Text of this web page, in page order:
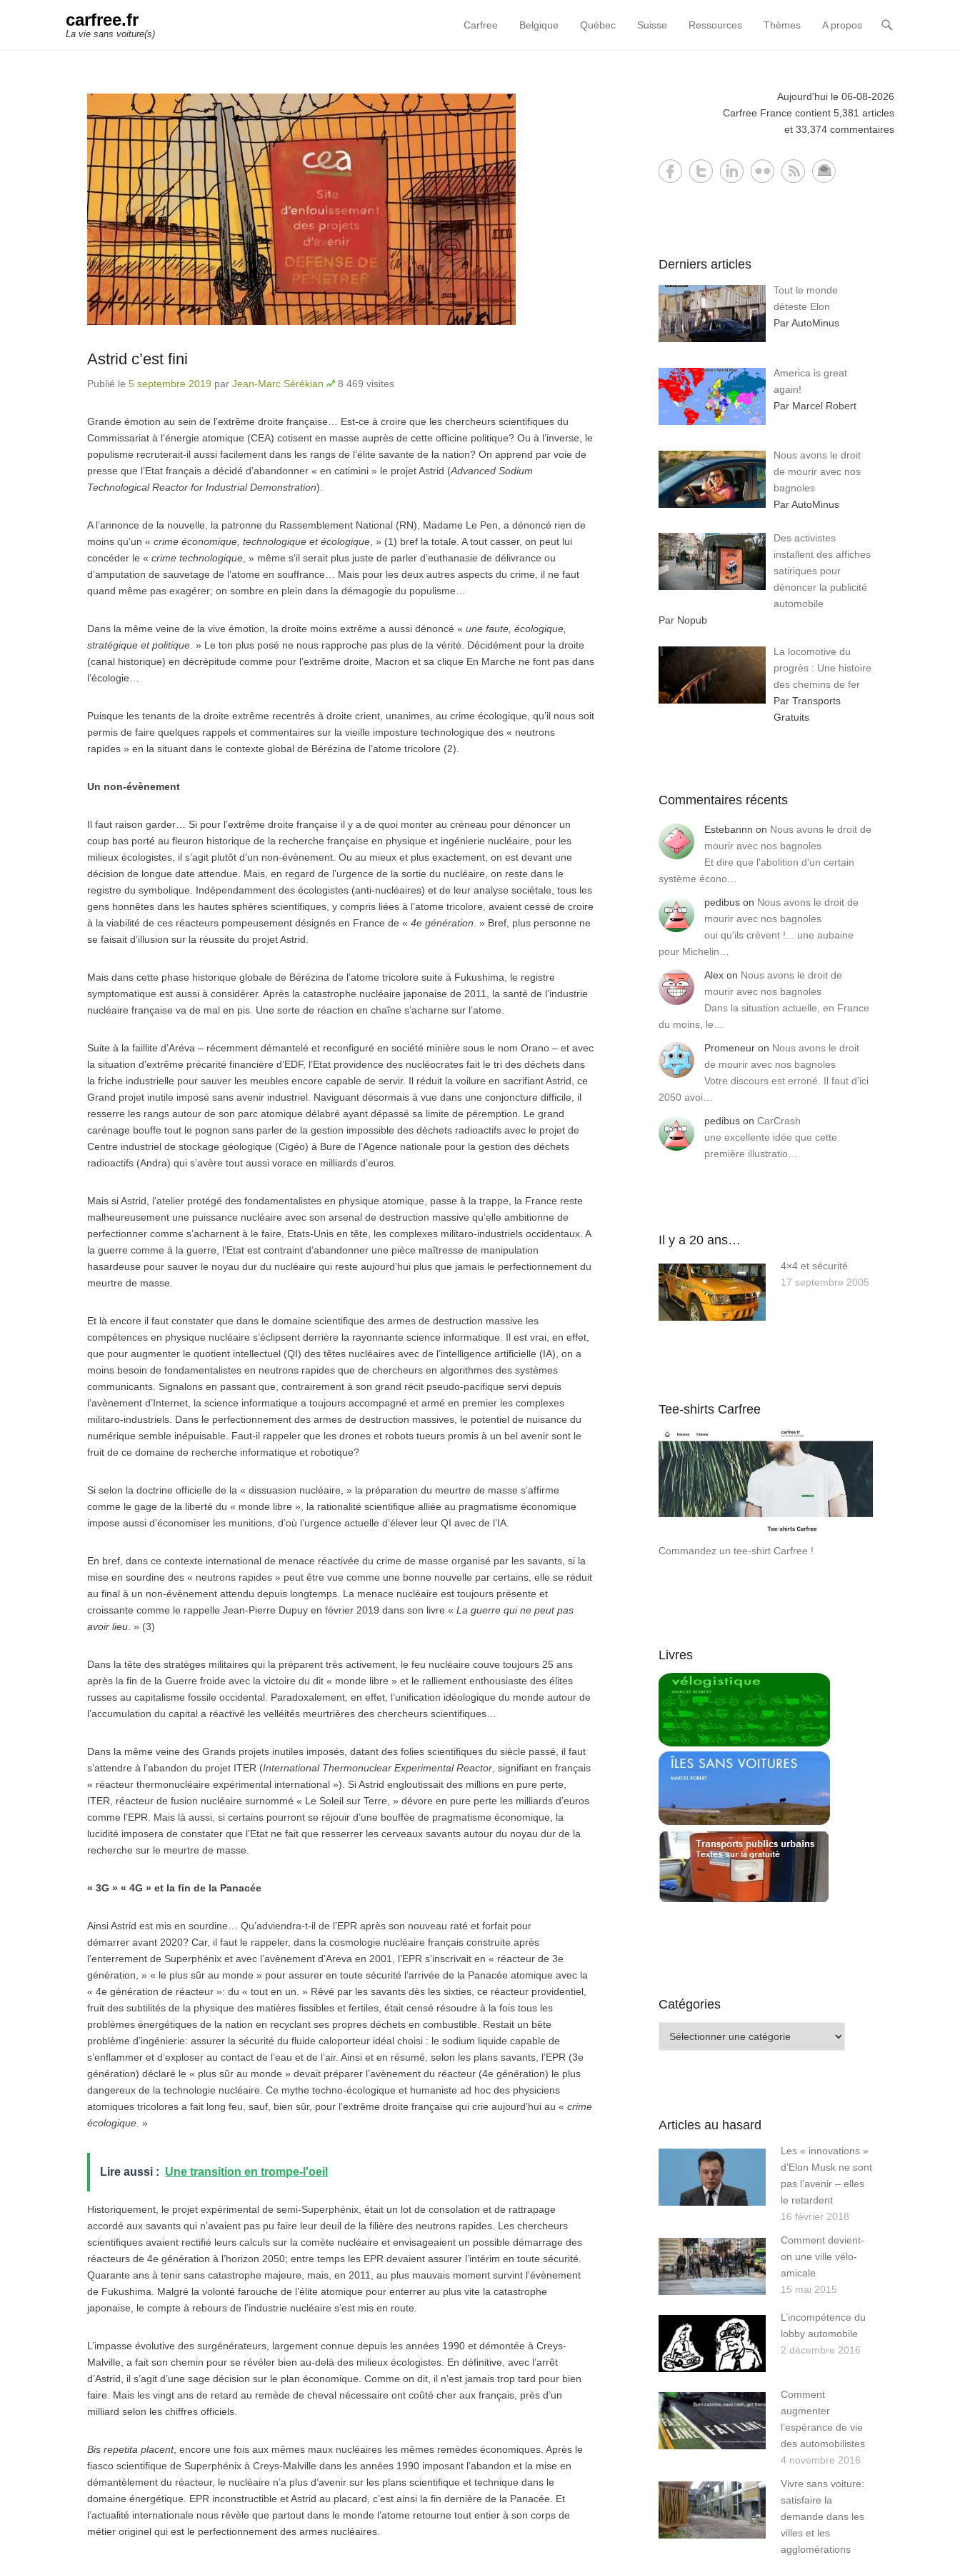
carfree.fr
La vie sans voiture(s)
Primary Menu
Skip to content
Carfree Belgique Québec Suisse Ressources Thèmes A propos
Astrid c’est fini
Publié le 5 septembre 2019 par Jean-Marc Sérékian 8 469 visites
Grande émotion au sein de l’extrême droite française… Est-ce à croire que les chercheurs scientifiques du
Commissariat à l’énergie atomique (CEA) cotisent en masse auprès de cette officine politique? Ou à l’inverse, le
populisme recruterait-il aussi facilement dans les rangs de l’élite savante de la nation? On apprend par voie de
presse que l’Etat français a décidé d’abandonner « en catimini » le projet Astrid (Advanced Sodium
Technological Reactor for Industrial Demonstration).
A l’annonce de la nouvelle, la patronne du Rassemblement National (RN), Madame Le Pen, a dénoncé rien de
moins qu’un « crime économique, technologique et écologique , » (1) bref la totale. A tout casser, on peut lui
concéder le « crime technologique , » même s’il serait plus juste de parler d’euthanasie de délivrance ou
d’amputation de sauvetage de l’atome en souffrance… Mais pour les deux autres aspects du crime, il ne faut
quand même pas exagérer; on sombre en plein dans la démagogie du populisme…
Dans la même veine de la vive émotion, la droite moins extrême a aussi dénoncé « une faute, écologique,
stratégique et politique . » Le ton plus posé ne nous rapproche pas plus de la vérité. Décidément pour la droite
(canal historique) en décrépitude comme pour l’extrême droite, Macron et sa clique En Marche ne font pas dans
l’écologie…
Puisque les tenants de la droite extrême recentrés à droite crient, unanimes, au crime écologique, qu’il nous soit
permis de faire quelques rappels et commentaires sur la vieille imposture technologique des « neutrons
rapides » en la situant dans le contexte global de Bérézina de l’atome tricolore (2).
Un non-évènement
Il faut raison garder… Si pour l’extrême droite française il y a de quoi monter au créneau pour dénoncer un
coup bas porté au fleuron historique de la recherche française en physique et ingénierie nucléaire, pour les
milieux écologistes, il s’agit plutôt d’un non-évènement. Ou au mieux et plus exactement, on est devant une
décision de longue date attendue. Mais, en regard de l’urgence de la sortie du nucléaire, on reste dans le
registre du symbolique. Indépendamment des écologistes (anti-nucléaires) et de leur analyse sociétale, tous les
gens honnêtes dans les hautes sphères scientifiques, y compris liées à l’atome tricolore, avaient cessé de croire
à la viabilité de ces réacteurs pompeusement désignés en France de « 4e génération . » Bref, plus personne ne
se faisait d’illusion sur la réussite du projet Astrid.
Mais dans cette phase historique globale de Bérézina de l’atome tricolore suite à Fukushima, le registre
symptomatique est aussi à considérer. Après la catastrophe nucléaire japonaise de 2011, la santé de l’industrie
nucléaire française va de mal en pis. Une sorte de réaction en chaîne s’acharne sur l’atome.
Suite à la faillite d’Aréva – récemment démantelé et reconfiguré en société minière sous le nom Orano – et avec
la situation d’extrême précarité financière d’EDF, l’Etat providence des nucléocrates fait le tri des déchets dans
la friche industrielle pour sauver les meubles encore capable de servir. Il réduit la voilure en sacrifiant Astrid, ce
Grand projet inutile imposé sans avenir industriel. Naviguant désormais à vue dans une conjoncture difficile, il
resserre les rangs autour de son parc atomique délabré ayant dépassé sa limite de péremption. Le grand
carénage bouffe tout le pognon sans parler de la gestion impossible des déchets radioactifs avec le projet de
Centre industriel de stockage géologique (Cigéo) à Bure de l’Agence nationale pour la gestion des déchets
radioactifs (Andra) qui s’avère tout aussi vorace en milliards d’euros.
Mais si Astrid, l’atelier protégé des fondamentalistes en physique atomique, passe à la trappe, la France reste
malheureusement une puissance nucléaire avec son arsenal de destruction massive qu’elle ambitionne de
perfectionner comme s’acharnent à le faire, Etats-Unis en tête, les complexes militaro-industriels occidentaux. A
la guerre comme à la guerre, l’Etat est contraint d’abandonner une pièce maîtresse de manipulation
hasardeuse pour sauver le noyau dur du nucléaire qui reste aujourd’hui plus que jamais le perfectionnement du
meurtre de masse.
Et là encore il faut constater que dans le domaine scientifique des armes de destruction massive les
compétences en physique nucléaire s’éclipsent derrière la rayonnante science informatique. Il est vrai, en effet,
que pour augmenter le quotient intellectuel (QI) des têtes nucléaires avec de l’intelligence artificielle (IA), on a
moins besoin de fondamentalistes en neutrons rapides que de chercheurs en algorithmes des systèmes
communicants. Signalons en passant que, contrairement à son grand récit pseudo-pacifique servi depuis
l’avènement d’Internet, la science informatique a toujours accompagné et armé en premier les complexes
militaro-industriels. Dans le perfectionnement des armes de destruction massives, le potentiel de nuisance du
numérique semble inépuisable. Faut-il rappeler que les drones et robots tueurs promis à un bel avenir sont le
fruit de ce domaine de recherche informatique et robotique?
Si selon la doctrine officielle de la « dissuasion nucléaire, » la préparation du meurtre de masse s’affirme
comme le gage de la liberté du « monde libre », la rationalité scientifique alliée au pragmatisme économique
impose aussi d’économiser les munitions, d’où l’urgence actuelle d’élever leur QI avec de l’IA.
En bref, dans ce contexte international de menace réactivée du crime de masse organisé par les savants, si la
mise en sourdine des « neutrons rapides » peut être vue comme une bonne nouvelle par certains, elle se réduit
au final à un non-évènement attendu depuis longtemps. La menace nucléaire est toujours présente et
croissante comme le rappelle Jean-Pierre Dupuy en février 2019 dans son livre « La guerre qui ne peut pas
avoir lieu . » (3)
Dans la tête des stratèges militaires qui la préparent très activement, le feu nucléaire couve toujours 25 ans
après la fin de la Guerre froide avec la victoire du dit « monde libre » et le ralliement enthousiaste des élites
russes au capitalisme fossile occidental. Paradoxalement, en effet, l’unification idéologique du monde autour de
l’accumulation du capital a réactivé les velléités meurtrières des chercheurs scientifiques…
Dans la même veine des Grands projets inutiles imposés, datant des folies scientifiques du siècle passé, il faut
s’attendre à l’abandon du projet ITER (International Thermonuclear Experimental Reactor , signifiant en français
« réacteur thermonucléaire expérimental international »). Si Astrid engloutissait des millions en pure perte,
ITER, réacteur de fusion nucléaire surnommé « Le Soleil sur Terre, » dévore en pure perte les milliards d’euros
comme l’EPR. Mais là aussi, si certains pourront se réjouir d’une bouffée de pragmatisme économique, la
lucidité imposera de constater que l’Etat ne fait que resserrer les cerveaux savants autour du noyau dur de la
recherche sur le meurtre de masse.
« 3G » « 4G » et la fin de la Panacée
Ainsi Astrid est mis en sourdine… Qu’adviendra-t-il de l’EPR après son nouveau raté et forfait pour
démarrer avant 2020? Car, il faut le rappeler, dans la cosmologie nucléaire français construite après
l’enterrement de Superphénix et avec l’avènement d’Areva en 2001, l’EPR s’inscrivait en « réacteur de 3e
génération, » « le plus sûr au monde » pour assurer en toute sécurité l’arrivée de la Panacée atomique avec la
« 4e génération de réacteur »: du « tout en un. » Rêvé par les savants dès les sixties, ce réacteur providentiel,
fruit des subtilités de la physique des matières fissibles et fertiles, était censé résoudre à la fois tous les
problèmes énergétiques de la nation en recyclant ses propres déchets en combustible. Restait un bête
problème d’ingénierie: assurer la sécurité du fluide caloporteur idéal choisi : le sodium liquide capable de
s’enflammer et d’exploser au contact de l’eau et de l’air. Ainsi et en résumé, selon les plans savants, l’EPR (3e
génération) déclaré le « plus sûr au monde » devait préparer l’avènement du réacteur (4e génération) le plus
dangereux de la technologie nucléaire. Ce mythe techno-écologique et humaniste ad hoc des physiciens
atomiques tricolores a fait long feu, sauf, bien sûr, pour l’extrême droite française qui crie aujourd’hui au « crime
écologique . »
Lire aussi : Une transition en trompe-l'oeil
Historiquement, le projet expérimental de semi-Superphénix, était un lot de consolation et de rattrapage
accordé aux savants qui n’avaient pas pu faire leur deuil de la filière des neutrons rapides. Les chercheurs
scientifiques avaient rectifié leurs calculs sur la comète nucléaire et envisageaient un possible démarrage des
réacteurs de 4e génération à l’horizon 2050; entre temps les EPR devaient assurer l’intérim en toute sécurité.
Quarante ans à tenir sans catastrophe majeure, mais, en 2011, au plus mauvais moment survint l’évènement
de Fukushima. Malgré la volonté farouche de l’élite atomique pour enterrer au plus vite la catastrophe
japonaise, le compte à rebours de l’industrie nucléaire s’est mis en route.
L’impasse évolutive des surgénérateurs, largement connue depuis les années 1990 et démontée à Creys-
Malville, a fait son chemin pour se révéler bien au-delà des milieux écologistes. En définitive, avec l’arrêt
d’Astrid, il s’agit d’une sage décision sur le plan économique. Comme on dit, il n’est jamais trop tard pour bien
faire. Mais les vingt ans de retard au remède de cheval nécessaire ont coûté cher aux français, près d’un
milliard selon les chiffres officiels.
Bis repetita placent, encore une fois aux mêmes maux nucléaires les mêmes remèdes économiques. Après le
fiasco scientifique de Superphénix à Creys-Malville dans les années 1990 imposant l’abandon et la mise en
démantèlement du réacteur, le nucléaire n’a plus d’avenir sur les plans scientifique et technique dans le
domaine énergétique. EPR inconstructible et Astrid au placard, c’est ainsi la fin dernière de la Panacée. Et
l’actualité internationale nous révèle que partout dans le monde l’atome retourne tout entier à son corps de
métier originel qui est le perfectionnement des armes nucléaires.
Aujourd'hui le 06-08-2026
Carfree France contient 5,381 articles
et 33,374 commentaires
Derniers articles
Tout le monde
déteste Elon
Par AutoMinus
America is great
again!
Par Marcel Robert
Nous avons le droit
de mourir avec nos
bagnoles
Par AutoMinus
Des activistes
installent des affiches
satiriques pour
dénoncer la publicité
automobile
Par Nopub
La locomotive du
progrès : Une histoire
des chemins de fer
Par Transports
Gratuits
Commentaires récents
Estebannn on Nous avons le droit de
mourir avec nos bagnoles
Et dire que l'abolition d'un certain
système écono…
pedibus on Nous avons le droit de
mourir avec nos bagnoles
oui qu'ils crèvent !... une aubaine
pour Michelin…
Alex on Nous avons le droit de
mourir avec nos bagnoles
Dans la situation actuelle, en France
du moins, le…
Promeneur on Nous avons le droit
de mourir avec nos bagnoles
Votre discours est erroné. Il faut d'ici
2050 avoi…
pedibus on CarCrash
une excellente idée que cette
première illustratio…
Il y a 20 ans…
4×4 et sécurité
17 septembre 2005
Tee-shirts Carfree
Commandez un tee-shirt Carfree !
Livres
Catégories
Articles au hasard
Les « innovations »
d’Elon Musk ne sont
pas l’avenir – elles
le retardent
16 février 2018
Comment devient-
on une ville vélo-
amicale
15 mai 2015
L’incompétence du
lobby automobile
2 décembre 2016
Comment
augmenter
l’espérance de vie
des automobilistes
4 novembre 2016
Vivre sans voiture:
satisfaire la
demande dans les
villes et les
agglomérations